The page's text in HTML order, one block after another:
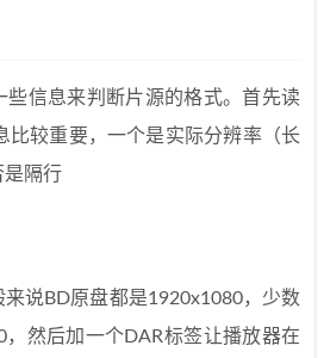
些信息来判断片源的格式。首先读
比较重要，一个是实际分辨率（长
是隔行
说BD原盘都是1920x1080，少数
然后加一个DAR标签让播放器在